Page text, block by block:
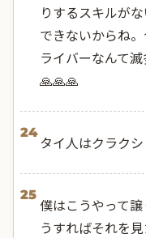
りするスキルが
できないからね
ライバーなんて
🙏🙏🙏
24
タイ人はクラク
25
僕はこうやって
うすればそれを